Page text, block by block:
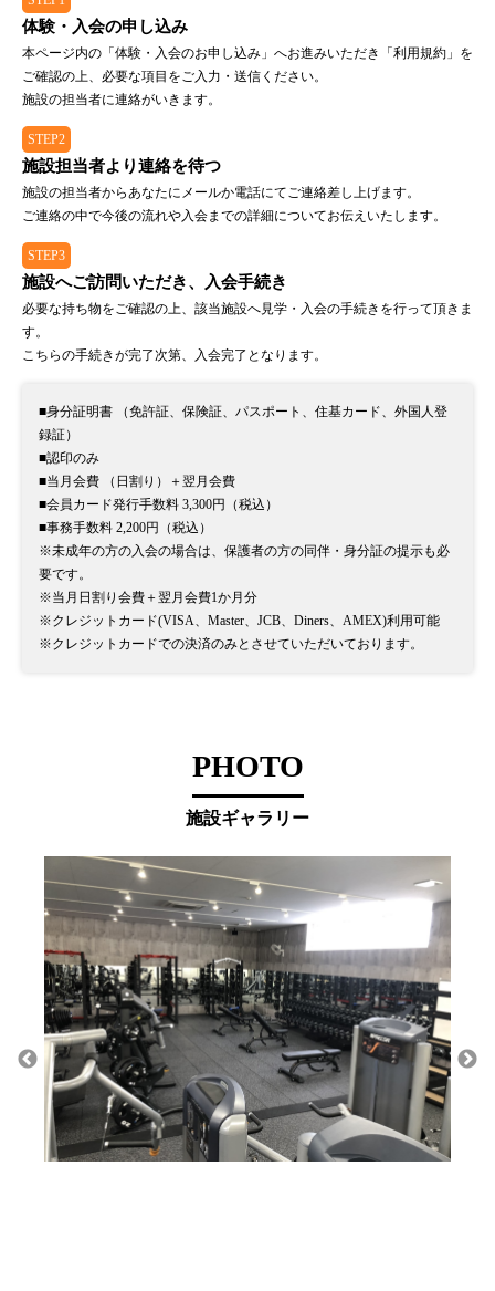
体験・入会の申し込み
本ページ内の「体験・入会のお申し込み」へお進みいただき「利用規約」を
ご確認の上、必要な項目をご入力・送信ください。
施設の担当者に連絡がいきます。
STEP2
施設担当者より連絡を待つ
施設の担当者からあなたにメールか電話にてご連絡差し上げます。
ご連絡の中で今後の流れや入会までの詳細についてお伝えいたします。
STEP3
施設へご訪問いただき、入会手続き
必要な持ち物をご確認の上、該当施設へ見学・入会の手続きを行って頂きま
す。
こちらの手続きが完了次第、入会完了となります。
■身分証明書 （免許証、保険証、パスポート、住基カード、外国人登
録証）
■認印のみ
■当月会費 （日割り）＋翌月会費
■会員カード発行手数料 3,300円（税込）
■事務手数料 2,200円（税込）
※未成年の方の入会の場合は、保護者の方の同伴・身分証の提示も必
要です。
※当月日割り会費＋翌月会費1か月分
※クレジットカード(VISA、Master、JCB、Diners、AMEX)利用可能
※クレジットカードでの決済のみとさせていただいております。
PHOTO
施設ギャラリー